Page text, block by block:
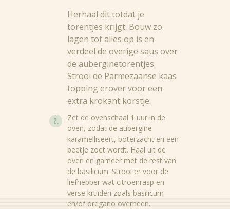
Herhaal dit totdat je
torentjes krijgt. Bouw zo
lagen tot alles op is en
verdeel de overige saus over
de auberginetorentjes.
Strooi de Parmezaanse kaas
topping erover voor een
extra krokant korstje.
Zet de ovenschaal 1 uur in de
oven, zodat de aubergine
karamelliseert, boterzacht en een
beetje zoet wordt. Haal uit de
oven en garneer met de rest van
de basilicum. Strooi er voor de
liefhebber wat citroenrasp en
verse kruiden zoals basilicum
en/of oregano overheen.
Recepten
Producten
Over Bertolli
Tips & Tricks
Waar te koop
Home
NL (NL)
EN